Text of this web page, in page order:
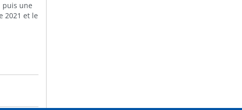
puis une
2021 et le